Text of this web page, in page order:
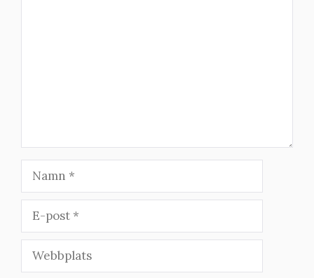
post
Webbplats